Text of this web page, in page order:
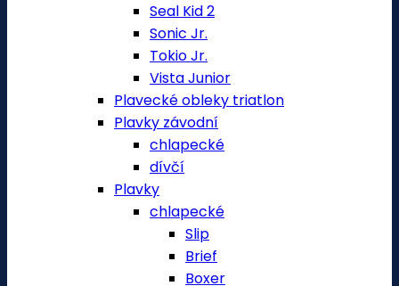
Seal Kid 2
Sonic Jr.
Tokio Jr.
Vista Junior
Plavecké obleky triatlon
Plavky závodní
chlapecké
dívčí
Plavky
chlapecké
Slip
Brief
Boxer